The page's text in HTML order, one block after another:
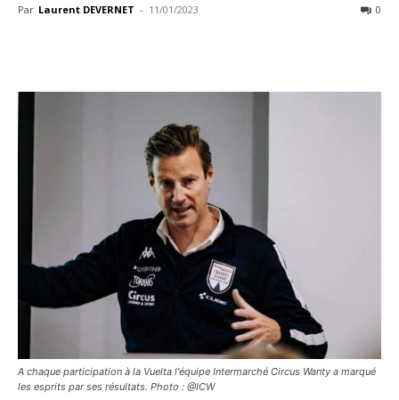
Par Laurent DEVERNET - 11/01/2023 0
A chaque participation à la Vuelta l'équipe Intermarché Circus Wanty a marqué
les esprits par ses résultats. Photo : @ICW